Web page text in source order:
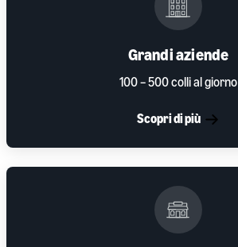
Grandi aziende
100 – 500 colli al giorno
Scopri di più